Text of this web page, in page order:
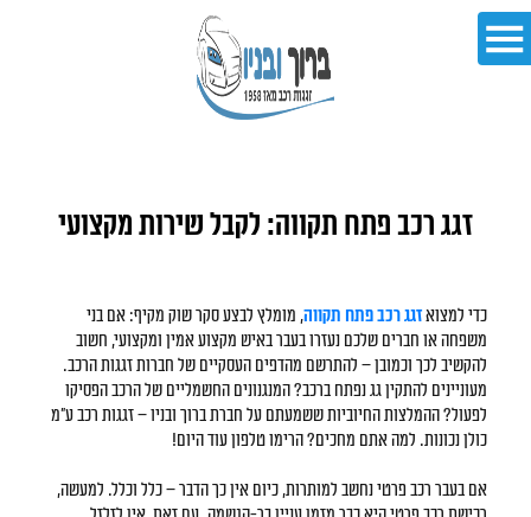
זגג רכב פתח תקווה: לקבל שירות מקצועי
כדי למצואזגג רכב פתח תקווה, מומלץ לבצע סקר שוק מקיף: אם בני
משפחה או חברים שלכם נעזרו בעבר באיש מקצוע אמין ומקצועי, חשוב
להקשיב לכך וכמובן – להתרשם מהדפים העסקיים של חברות זגגות הרכב.
מעוניינים להתקין גג נפתח ברכב? המנגנונים החשמליים של הרכב הפסיקו
לפעול? ההמלצות החיוביות ששמעתם על חברת ברוך ובניו – זגגות רכב ע"מ
כולן נכונות. למה אתם מחכים? הרימו טלפון עוד היום!
אם בעבר רכב פרטי נחשב למותרות, כיום אין כך הדבר – כלל וכלל. למעשה,